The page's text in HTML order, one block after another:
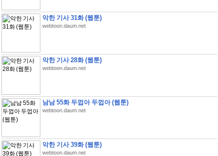
악한 기사 31화 (웹툰)
webtoon.daum.net
악한 기사 28화 (웹툰)
webtoon.daum.net
남남 55화 두껍아 두껍아 (웹툰)
webtoon.daum.net
악한 기사 39화 (웹툰)
webtoon.daum.net